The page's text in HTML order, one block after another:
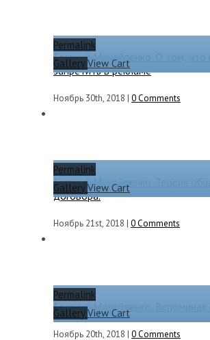
Permalink
GalleryView Cart
Евгений Михайленко. О том, что
запретить в рекламе
Ноябрь 30th, 2018 | 0 Comments
Permalink
GalleryView Cart
Евгений Михайленко. Теория
договора.
Ноябрь 21st, 2018 | 0 Comments
Permalink
GalleryView Cart
Евгений Михайленко. Вспоминая
Ноябрь 20th, 2018 | 0 Comments